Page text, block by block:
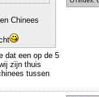
Chinees
dat een op de 5
zijn thuis
tussen